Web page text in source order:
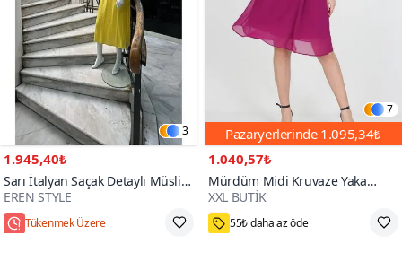
3
1.945,40₺
Sarı İtalyan Saçak Detaylı Müslin
Keteni Yırtmaçlı Bluz Elbise İkili
Takım
EREN STYLE
Tükenmek Üzere
7
Pazaryerlerinde 1.095,34₺
1.040,57₺
Mürdüm Midi Kruvaze Yaka
Bağlama Detaylı Şifon Elbise
XXL BUTİK
3000+
55₺ daha az öde